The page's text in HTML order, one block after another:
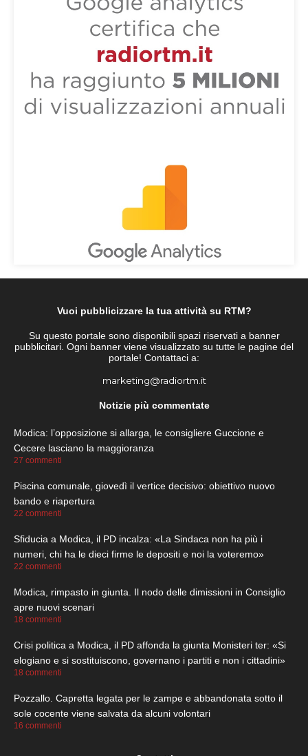
Vuoi pubblicizzare la tua attività su RTM?
Su questo portale sono disponibili spazi riservati a banner
pubblicitari. Ogni banner viene visualizzato su tutte le pagine del
portale! Contattaci a:
marketing@radiortm.it
Notizie più commentate
Modica: l’opposizione si allarga, le consigliere Guccione e
Cecere lasciano la maggioranza
27 commenti
Piscina comunale, giovedì il vertice decisivo: obiettivo nuovo
bando e riapertura
22 commenti
Sfiducia a Modica, il PD incalza: «La Sindaca non ha più i
numeri, chi ha le dieci firme le depositi e noi la voteremo»
22 commenti
Modica, rimpasto in giunta. Il nodo delle dimissioni in Consiglio
apre nuovi scenari
18 commenti
Crisi politica a Modica, il PD affonda la giunta Monisteri ter: «Si
elogiano e si sostituiscono, governano i partiti e non i cittadini»
18 commenti
Pozzallo. Capretta legata per le zampe e abbandonata sotto il
sole cocente viene salvata da alcuni volontari
16 commenti